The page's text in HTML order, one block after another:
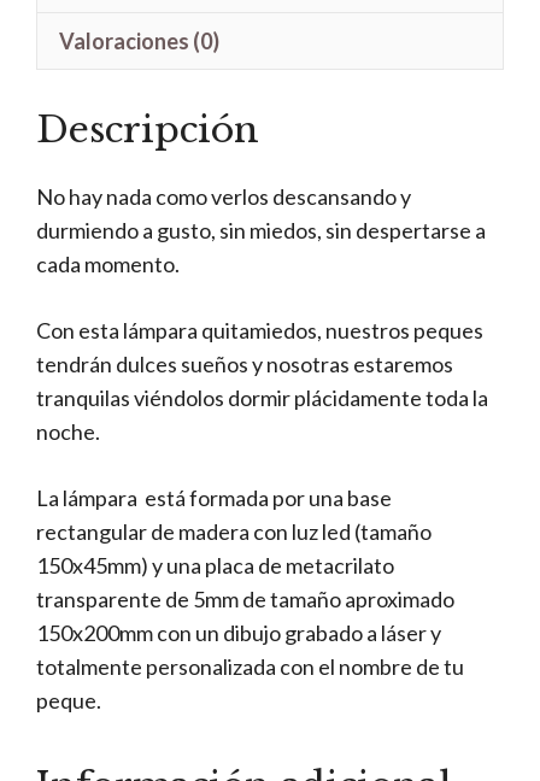
Valoraciones (0)
Descripción
No hay nada como verlos descansando y
durmiendo a gusto, sin miedos, sin despertarse a
cada momento.
Con esta lámpara quitamiedos, nuestros peques
tendrán dulces sueños y nosotras estaremos
tranquilas viéndolos dormir plácidamente toda la
noche.
La lámpara está formada por una base
rectangular de madera con luz led (tamaño
150x45mm) y una placa de metacrilato
transparente de 5mm de tamaño aproximado
150x200mm con un dibujo grabado a láser y
totalmente personalizada con el nombre de tu
peque.